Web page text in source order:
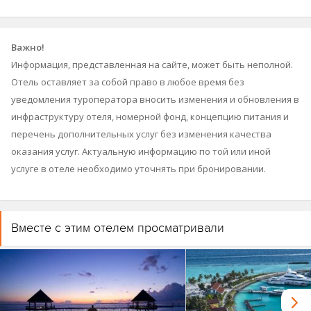
даты будут переведены на трансфер на гидросамолёте. Новые
бронирования с внутренними перелётами на заезды после 18
июня приниматься не будут.
Важно!
Информация, представленная на сайте, может быть неполной.
Отель оставляет за собой право в любое время без
уведомления туроператора вносить изменения и обновления в
инфраструктуру отеля, номерной фонд, концепцию питания и
перечень дополнительных услуг без изменения качества
оказания услуг. Актуальную информацию по той или иной
услуге в отеле необходимо уточнять при бронировании.
Вместе с этим отелем просматривали